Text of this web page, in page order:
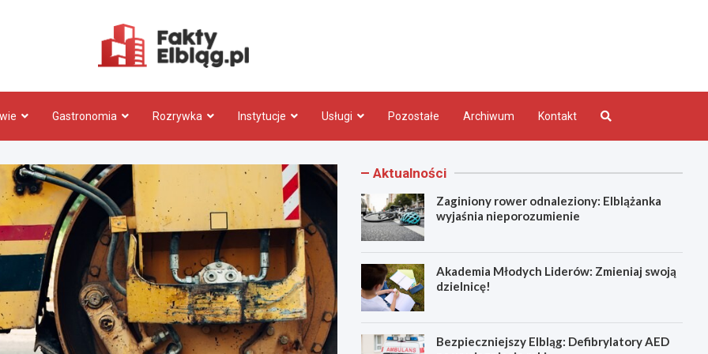
Gastronomia Rozrywka Instytucje Usługi Pozostałe Archiwum Kontakt
Aktualności
Zaginiony rower odnaleziony: Elblążanka
wyjaśnia nieporozumienie
Akademia Młodych Liderów: Zmieniaj swoją
dzielnicę!
Bezpieczniejszy Elbląg: Defibrylatory AED